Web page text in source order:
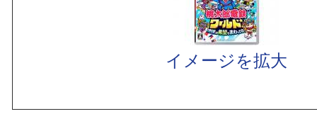
イメージを拡大